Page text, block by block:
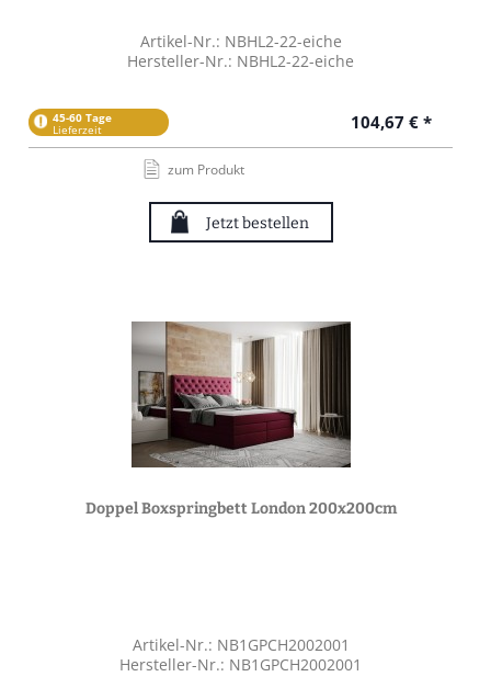
Artikel-Nr.: NBHL2-22-eiche
Hersteller-Nr.: NBHL2-22-eiche
45-60 Tage
Lieferzeit 104,67 € *
zum Produkt
Jetzt bestellen
Doppel Boxspringbett London 200x200cm
Artikel-Nr.: NB1GPCH2002001
Hersteller-Nr.: NB1GPCH2002001